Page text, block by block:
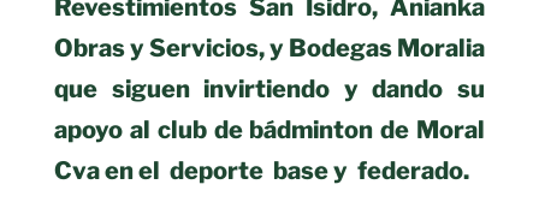
Revestimientos San Isidro, Anianka
Obras y Servicios, y Bodegas Moralia
que siguen invirtiendo y dando su
apoyo al club de bádminton de Moral
Cva en el deporte base y federado.